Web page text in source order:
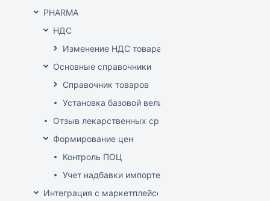
PHARMA
НДС
Изменение НДС товара
Основные справочники
Справочник товаров
Установка базовой величины
Отзыв лекарственных средств из продажи
Формирование цен
Контроль ПОЦ
Учет надбавки импортера в расценке (по
Интеграция с маркетплейсом Wildberries